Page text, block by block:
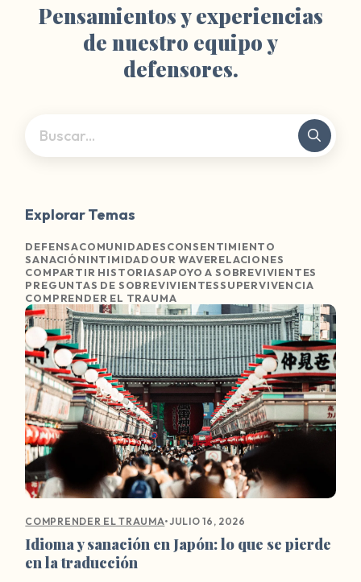
Pensamientos y experiencias
de nuestro equipo y
defensores.
COMPRENDER EL TRAUMA•JULIO 16, 2026
Idioma y sanación en Japón: lo que se pierde
en la traducción
Explorar Temas
DEFENSACOMUNIDADESCONSENTIMIENTO
SANACIÓNINTIMIDADOUR WAVERELACIONES
COMPARTIR HISTORIASAPOYO A SOBREVIVIENTES
PREGUNTAS DE SOBREVIVIENTESSUPERVIVENCIA
COMPRENDER EL TRAUMA